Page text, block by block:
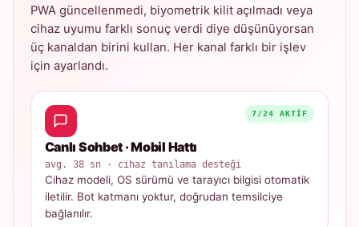
PWA güncellenmedi, biyometrik kilit açılmadı veya
cihaz uyumu farklı sonuç verdi diye düşünüyorsan
üç kanaldan birini kullan. Her kanal farklı bir işlev
için ayarlandı.
7/24 AKTIF
Canlı Sohbet · Mobil Hattı
avg. 38 sn · cihaz tanılama desteği
Cihaz modeli, OS sürümü ve tarayıcı bilgisi otomatik
iletilir. Bot katmanı yoktur, doğrudan temsilciye
bağlanılır.